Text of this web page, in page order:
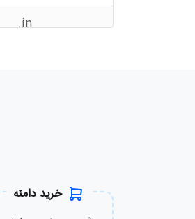
.in
خرید دامنه